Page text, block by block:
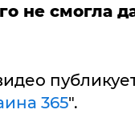
не смогла
365".